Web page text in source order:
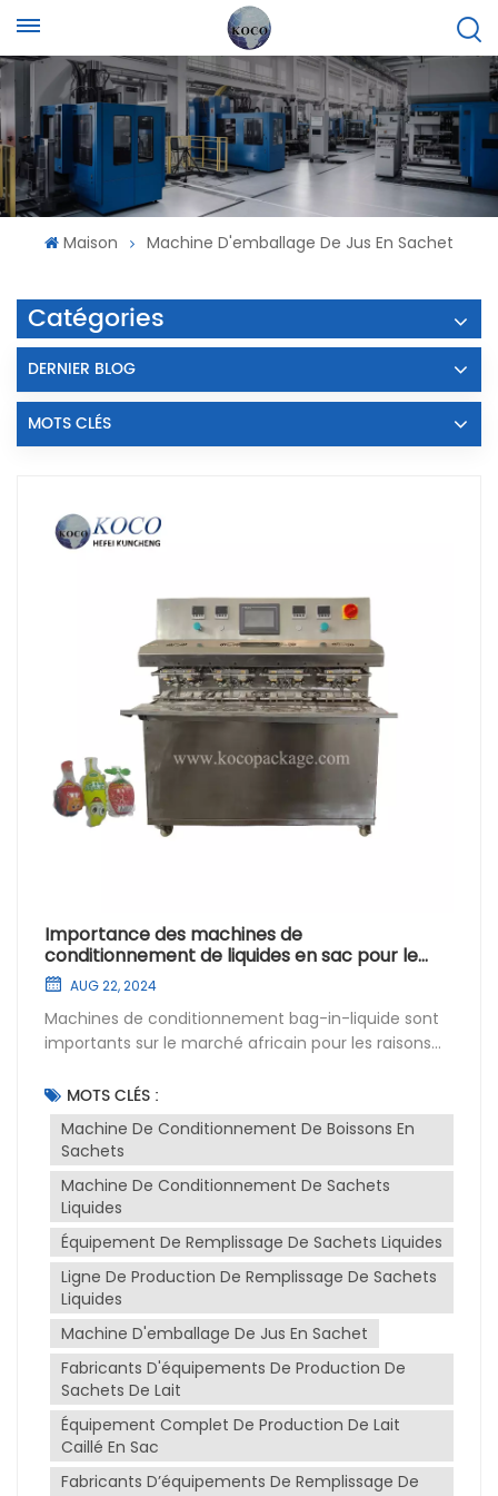
Maison Machine D'emballage De Jus En Sachet
Catégories
DERNIER BLOG
MOTS CLÉS
Importance des machines de
conditionnement de liquides en sac pour le
marché africain
AUG 22, 2024
Machines de conditionnement bag-in-liquide sont
importants sur le marché africain pour les raisons
De nombreuses régions de la région africaine
manquent d’infrastructures, notamment de gestion
efficace de l’eau potable et des chaînes
d’approvisionnement alimentaire. Les machines de
conditionnement Bag-in-Liquide peuvent emballer
des produits liquides (tels que des jus, du lait, de
l'eau potable) directement dans des sacs scellés
sans avoir besoin de bouteilles ou de récipients
supplémentaires. Cela permet de fournir des
produits liquides pratiques et sûrs et d’élargir la
gamme de produits disponibles.Réduisez les coûts
d'emballage : les produits liquides en bouteille
traditionnels nécessitent des matériaux
supplémentaires tels que des bouteilles, des
bouchons et des étiquettes, et nécessitent plus de
main d'œuvre et d'équipement pour la mise en
bouteille et le scellage. Les machines de
MOTS CLÉS :
Machine De Conditionnement De Boissons En
Sachets
Machine De Conditionnement De Sachets
Liquides
Équipement De Remplissage De Sachets Liquides
Ligne De Production De Remplissage De Sachets
Liquides
Machine D'emballage De Jus En Sachet
Fabricants D'équipements De Production De
Sachets De Lait
Équipement Complet De Production De Lait
Caillé En Sac
Fabricants D’équipements De Remplissage De